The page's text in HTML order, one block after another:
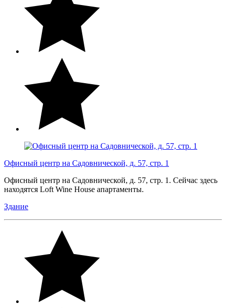
Офисный центр на Садовнической, д. 57, стр. 1
Офисный центр на Садовнической, д. 57, стр. 1. Сейчас здесь
находятся Loft Wine House апартаменты.
Здание